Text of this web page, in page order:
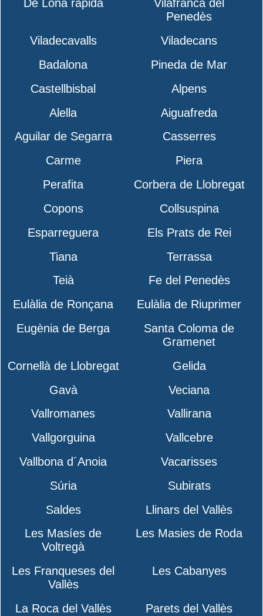
De Lona rápida
Vilafranca del
Penedès
Viladecavalls
Viladecans
Badalona
Pineda de Mar
Castellbisbal
Alpens
Alella
Aiguafreda
Aguilar de Segarra
Casserres
Carme
Piera
Perafita
Corbera de Llobregat
Copons
Collsuspina
Esparreguera
Els Prats de Rei
Tiana
Terrassa
Teià
Fe del Penedès
Eulàlia de Ronçana
Eulàlia de Riuprimer
Eugènia de Berga
Santa Coloma de
Gramenet
Cornellà de Llobregat
Gelida
Gavà
Veciana
Vallromanes
Vallirana
Vallgorguina
Vallcebre
Vallbona d´Anoia
Vacarisses
Súria
Subirats
Saldes
Llinars del Vallès
Les Masíes de
Voltregà
Les Masies de Roda
Les Franqueses del
Vallès
Les Cabanyes
La Roca del Vallès
Parets del Vallès